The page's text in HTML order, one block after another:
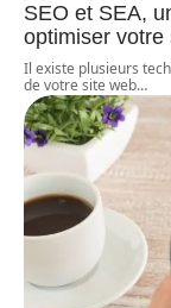
SEO et SEA,
optimiser votre
Il existe plusieurs
de votre site web…